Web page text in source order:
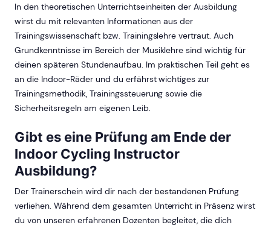
In den theoretischen Unterrichtseinheiten der Ausbildung
wirst du mit relevanten Informationen aus der
Trainingswissenschaft bzw. Trainingslehre vertraut. Auch
Grundkenntnisse im Bereich der Musiklehre sind wichtig für
deinen späteren Stundenaufbau. Im praktischen Teil geht es
an die Indoor-Räder und du erfährst wichtiges zur
Trainingsmethodik, Trainingssteuerung sowie die
Sicherheitsregeln am eigenen Leib.
Gibt es eine Prüfung am Ende der
Indoor Cycling Instructor
Ausbildung?
Der Trainerschein wird dir nach der bestandenen Prüfung
verliehen. Während dem gesamten Unterricht in Präsenz wirst
du von unseren erfahrenen Dozenten begleitet, die dich